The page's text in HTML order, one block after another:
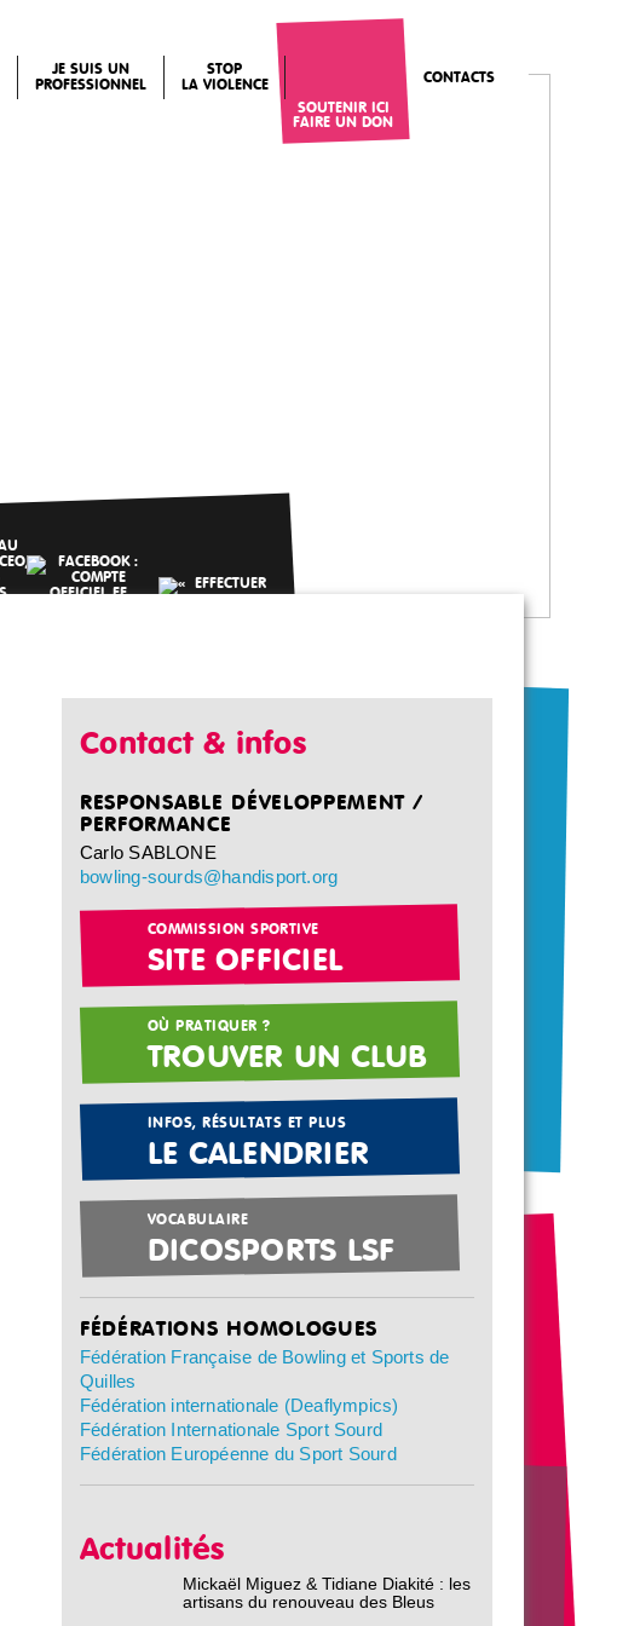
JE SUIS UN
PROFESSIONNEL
STOP
LA VIOLENCE
SOUTENIR ICI
FAIRE UN DON
CONTACTS
Contact & infos
RESPONSABLE DÉVELOPPEMENT /
PERFORMANCE
Carlo SABLONE
bowling-sourds@handisport.org
COMMISSION SPORTIVE
SITE OFFICIEL
OÙ PRATIQUER ?
TROUVER UN CLUB
INFOS, RÉSULTATS ET PLUS
LE CALENDRIER
VOCABULAIRE
DICOSPORTS LSF
FÉDÉRATIONS HOMOLOGUES
Fédération Française de Bowling et Sports de
Quilles
Fédération internationale (Deaflympics)
Fédération Internationale Sport Sourd
Fédération Européenne du Sport Sourd
Actualités
Mickaël Miguez & Tidiane Diakité : les
artisans du renouveau des Bleus